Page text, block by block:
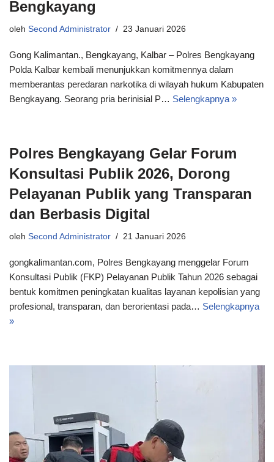
Bengkayang
oleh Second Administrator 23 Januari 2026
Gong Kalimantan., Bengkayang, Kalbar – Polres Bengkayang
Polda Kalbar kembali menunjukkan komitmennya dalam
memberantas peredaran narkotika di wilayah hukum Kabupaten
Bengkayang. Seorang pria berinisial P… Selengkapnya »
Polres Bengkayang Gelar Forum
Konsultasi Publik 2026, Dorong
Pelayanan Publik yang Transparan
dan Berbasis Digital
oleh Second Administrator 21 Januari 2026
gongkalimantan.com, Polres Bengkayang menggelar Forum
Konsultasi Publik (FKP) Pelayanan Publik Tahun 2026 sebagai
bentuk komitmen peningkatan kualitas layanan kepolisian yang
profesional, transparan, dan berorientasi pada… Selengkapnya
»